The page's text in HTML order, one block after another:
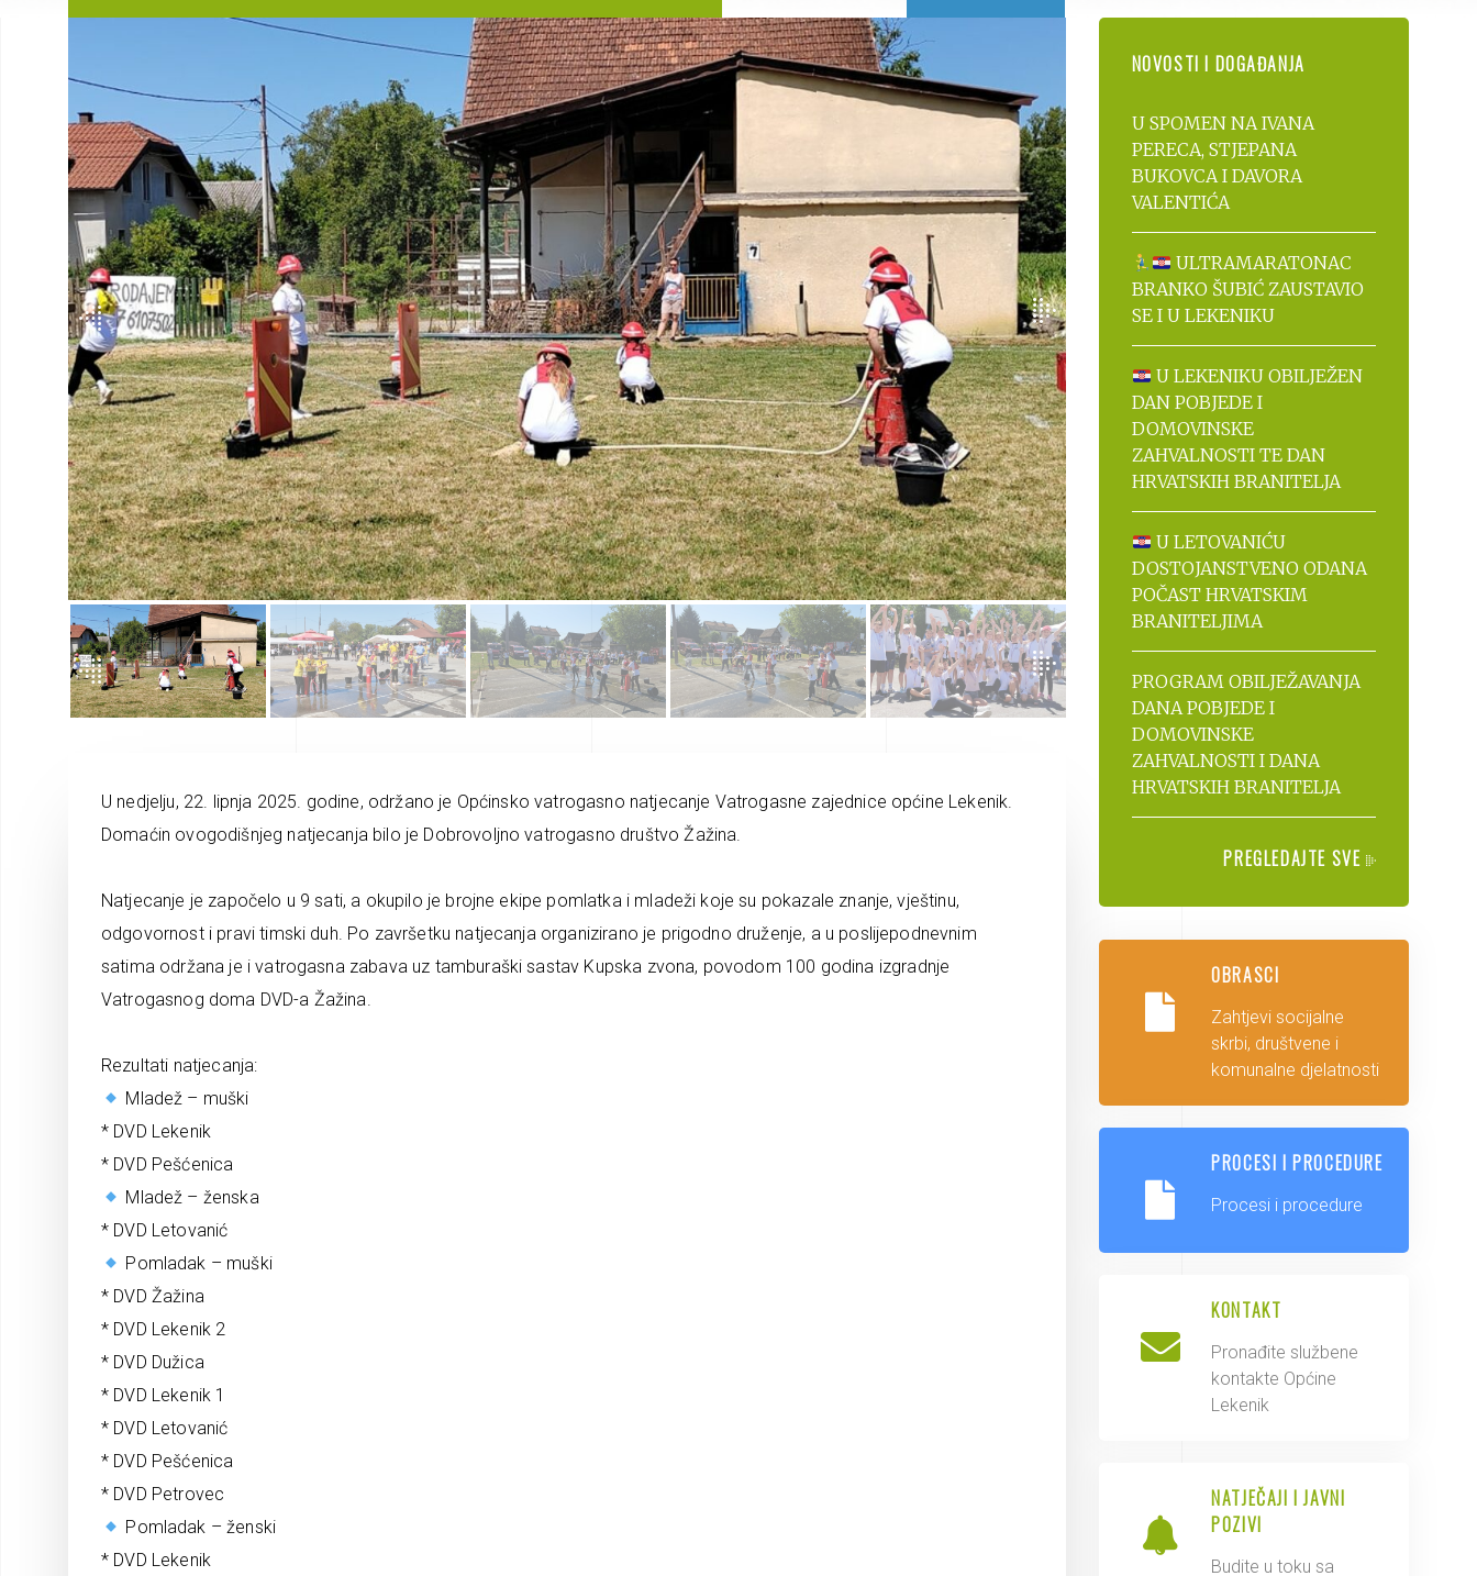
U nedjelju, 22. lipnja 2025. godine, održano je Općinsko vatrogasno natjecanje Vatrogasne zajednice općine Lekenik.
Domaćin ovogodišnjeg natjecanja bilo je Dobrovoljno vatrogasno društvo Žažina.
Natjecanje je započelo u 9 sati, a okupilo je brojne ekipe pomlatka i mladeži koje su pokazale znanje, vještinu,
odgovornost i pravi timski duh. Po završetku natjecanja organizirano je prigodno druženje, a u poslijepodnevnim
satima održana je i vatrogasna zabava uz tamburaški sastav Kupska zvona, povodom 100 godina izgradnje
Vatrogasnog doma DVD-a Žažina.
Rezultati natjecanja:
Mladež – muški
* DVD Lekenik
* DVD Pešćenica
Mladež – ženska
* DVD Letovanić
Pomladak – muški
* DVD Žažina
* DVD Lekenik 2
* DVD Dužica
* DVD Lekenik 1
* DVD Letovanić
* DVD Pešćenica
* DVD Petrovec
Pomladak – ženski
* DVD Lekenik
NOVOSTI I DOGAĐANJA
U SPOMEN NA IVANA
PERECA, STJEPANA
BUKOVCA I DAVORA
VALENTIĆA
ULTRAMARATONAC
BRANKO ŠUBIĆ ZAUSTAVIO
SE I U LEKENIKU
U LEKENIKU OBILJEŽEN
DAN POBJEDE I
DOMOVINSKE
ZAHVALNOSTI TE DAN
HRVATSKIH BRANITELJA
U LETOVANIĆU
DOSTOJANSTVENO ODANA
POČAST HRVATSKIM
BRANITELJIMA
PROGRAM OBILJEŽAVANJA
DANA POBJEDE I
DOMOVINSKE
ZAHVALNOSTI I DANA
HRVATSKIH BRANITELJA
PREGLEDAJTE SVE
OBRASCI
Zahtjevi socijalne
skrbi, društvene i
komunalne djelatnosti
PROCESI I PROCEDURE
Procesi i procedure
KONTAKT
Pronađite službene
kontakte Općine
Lekenik
NATJEČAJI I JAVNI
POZIVI
Budite u toku sa